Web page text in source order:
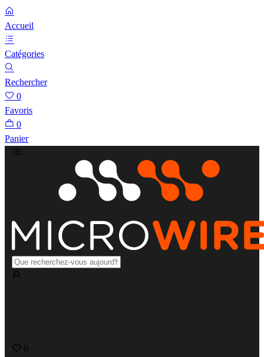
Accueil
Catégories
Rechercher
0
Favoris
0
Panier
0